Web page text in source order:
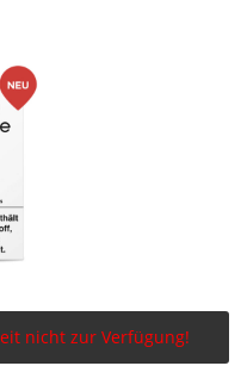
nicht zur Verfügung!